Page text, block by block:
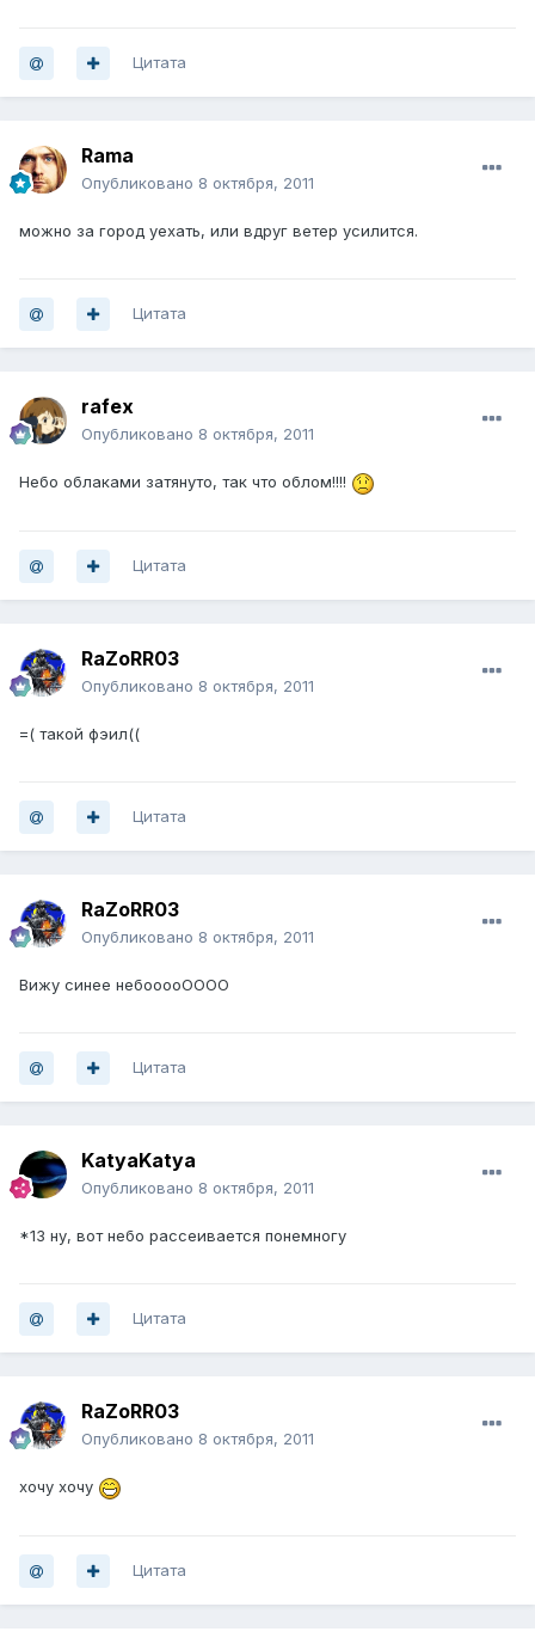
Цитата
Rama
Опубликовано 8 октября, 2011
можно за город уехать, или вдруг ветер усилится.
Цитата
rafex
Опубликовано 8 октября, 2011
Небо облаками затянуто, так что облом!!!!
Цитата
RaZoRR03
Опубликовано 8 октября, 2011
=( такой фэил((
Цитата
RaZoRR03
Опубликовано 8 октября, 2011
Вижу синее небооооОООО
Цитата
KatyaKatya
Опубликовано 8 октября, 2011
*13 ну, вот небо рассеивается понемногу
Цитата
RaZoRR03
Опубликовано 8 октября, 2011
хочу хочу
Цитата